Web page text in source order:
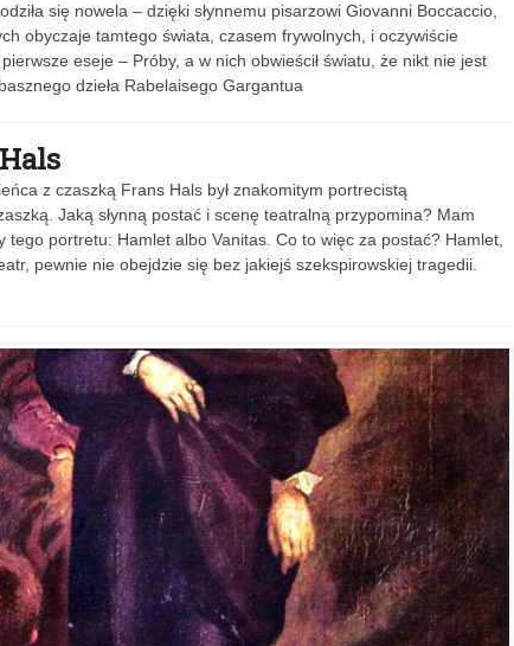
się nowela – dzięki słynnemu pisarzowi Giovanni Boccaccio,
obyczaje tamtego świata, czasem frywolnych, i oczywiście
eseje – Próby, a w nich obwieścił światu, że nikt nie jest
dzieła Rabelaisego Gargantua
z czaszką Frans Hals był znakomitym portrecistą
Jaką słynną postać i scenę teatralną przypomina? Mam
tego portretu: Hamlet albo Vanitas. Co to więc za postać? Hamlet,
pewnie nie obejdzie się bez jakiejś szekspirowskiej tragedii.